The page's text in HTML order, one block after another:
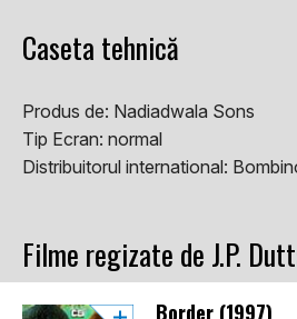
Caseta tehnică
Produs de: Nadiadwala Sons
Tip Ecran: normal
Distribuitorul international:
Filme regizate de J.P.
Border (1997)